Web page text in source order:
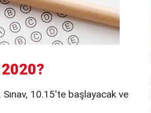
10.15'te başlayacak ve